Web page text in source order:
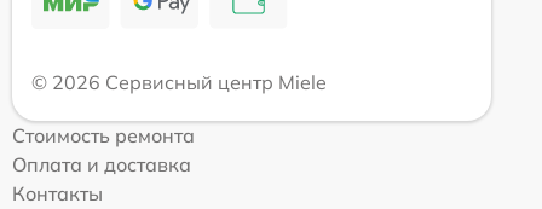
© 2026 Сервисный центр Miele
Стоимость ремонта
Оплата и доставка
Контакты